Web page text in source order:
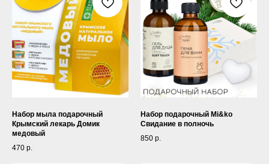
Набор мыла подарочный
Крымский лекарь Домик
медовый
470 р.
Набор подарочный Mi&ko
Свидание в полночь
850 р.